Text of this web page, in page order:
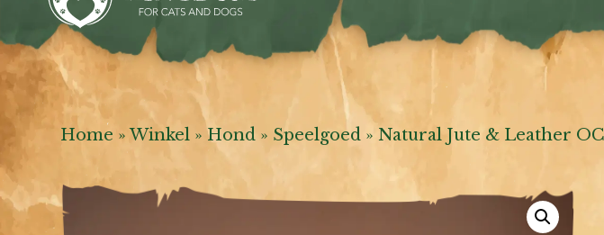
Home »Winkel »Hond » Speelgoed »Natural Jute & Leather